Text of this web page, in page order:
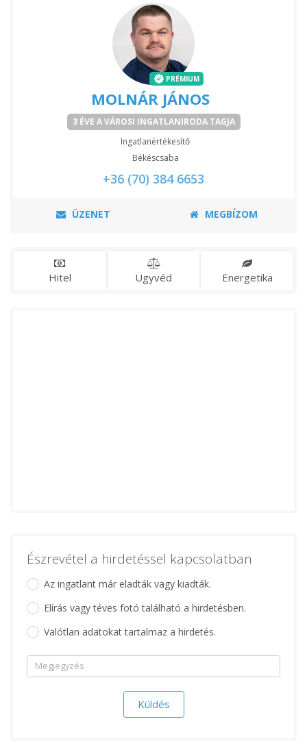
PRÉMIUM
MOLNÁR JÁNOS
3 ÉVE A VÁROSI INGATLANIRODA TAGJA
Ingatlanértékesítő
Békéscsaba
+36 (70) 384 6653
ÜZENET MEGBÍZOM
Hitel Ügyvéd Energetika
Észrevétel a hirdetéssel kapcsolatban
Az ingatlant már eladták vagy kiadták.
Elírás vagy téves fotó található a hirdetésben.
Valótlan adatokat tartalmaz a hirdetés.